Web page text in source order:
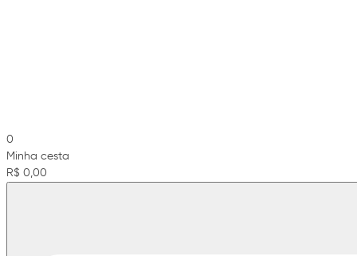
0
Minha cesta
R$ 0,00